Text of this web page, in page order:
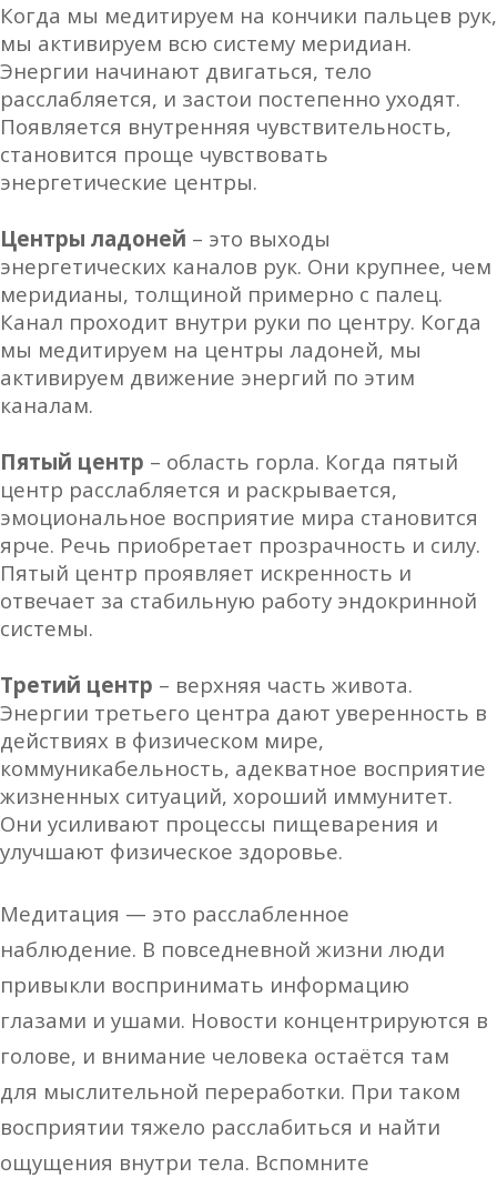
Когда мы медитируем на кончики пальцев рук,
мы активируем всю систему меридиан.
Энергии начинают двигаться, тело
расслабляется, и застои постепенно уходят.
Появляется внутренняя чувствительность,
становится проще чувствовать
энергетические центры.
Центры ладоней – это выходы
энергетических каналов рук. Они крупнее, чем
меридианы, толщиной примерно с палец.
Канал проходит внутри руки по центру. Когда
мы медитируем на центры ладоней, мы
активируем движение энергий по этим
каналам.
Пятый центр – область горла. Когда пятый
центр расслабляется и раскрывается,
эмоциональное восприятие мира становится
ярче. Речь приобретает прозрачность и силу.
Пятый центр проявляет искренность и
отвечает за стабильную работу эндокринной
системы.
Третий центр – верхняя часть живота.
Энергии третьего центра дают уверенность в
действиях в физическом мире,
коммуникабельность, адекватное восприятие
жизненных ситуаций, хороший иммунитет.
Они усиливают процессы пищеварения и
улучшают физическое здоровье.
Медитация — это расслабленное
наблюдение. В повседневной жизни люди
привыкли воспринимать информацию
глазами и ушами. Новости концентрируются в
голове, и внимание человека остаётся там
для мыслительной переработки. При таком
восприятии тяжело расслабиться и найти
ощущения внутри тела. Вспомните